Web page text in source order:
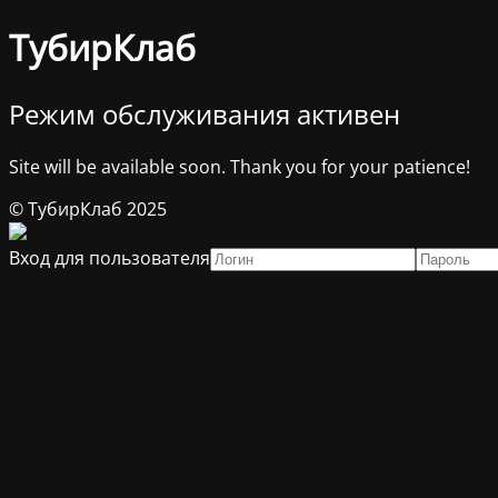
ТубирКлаб
Режим обслуживания активен
Site will be available soon. Thank you for your patience!
© ТубирКлаб 2025
Вход для пользователя